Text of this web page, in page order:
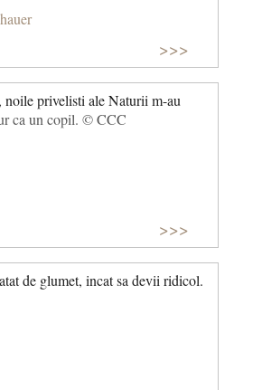
>>>
noile privelisti ale Naturii m-au
ca un copil. © CCC
>>>
de glumet, incat sa devii ridicol.